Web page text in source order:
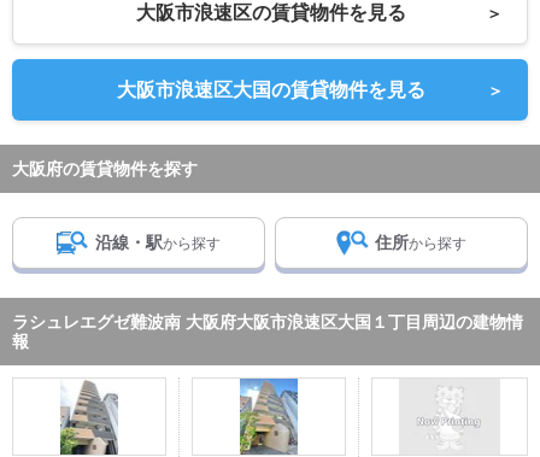
大阪市浪速区の賃貸物件を見る ＞
大阪市浪速区大国の賃貸物件を見る ＞
大阪府の賃貸物件を探す
沿線・駅から探す 住所から探す
ラシュレエグゼ難波南 大阪府大阪市浪速区大国１丁目周辺の建物情
報